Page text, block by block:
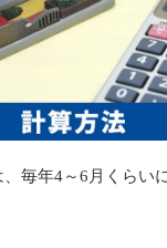
毎年4～6月くらい